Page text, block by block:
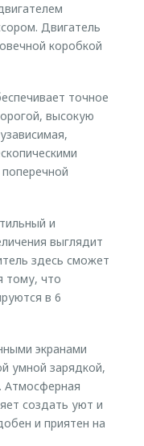
Двигатель
коробкой
точное
высокую
и
выглядит
здесь сможет
тому, что
в 6
экранами
умной зарядкой,
Атмосферная
создать уют и
и приятен на